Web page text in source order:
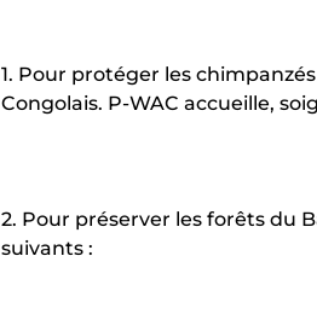
1. Pour protéger les
Congolais. P-WAC accueille,
2. Pour préserver les forêts du
suivants :